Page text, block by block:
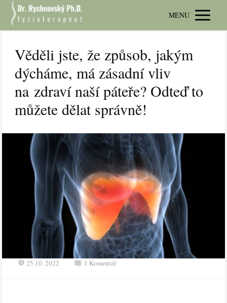
MENU
Věděli jste, že způsob, jakým
dýcháme, má zásadní vliv
na zdraví naší páteře? Odteď to
můžete dělat správně!
25.10. 2022 1 Komentář